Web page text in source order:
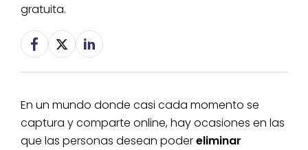
gratuita.
En un mundo donde casi cada momento se
captura y comparte online, hay ocasiones en las
que las personas desean podereliminar